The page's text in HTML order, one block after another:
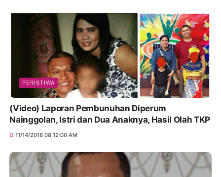
PERISTIWA
(Video) Laporan Pembunuhan Diperum
Nainggolan, Istri dan Dua Anaknya, Hasil Olah TKP
11/14/2018 08:12:00 AM